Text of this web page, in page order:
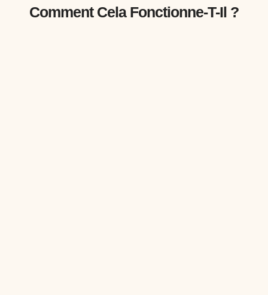
Comment Cela Fonctionne-T-Il ?